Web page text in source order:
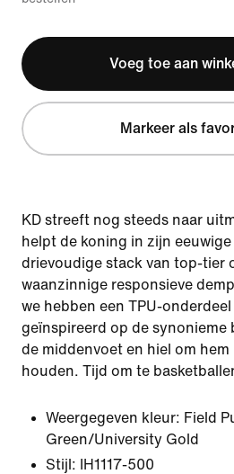
Voeg toe aan
Markeer als
KD streeft nog steeds naar
helpt de koning in zijn
drievoudige stack van top-tier
waanzinnige responsieve
we hebben een TPU-
geïnspireerd op de synonieme
de middenvoet en hiel om
houden. Tijd om te
Weergegeven kleur: Field
Green/University Gold
Stijl:
IH1117-500